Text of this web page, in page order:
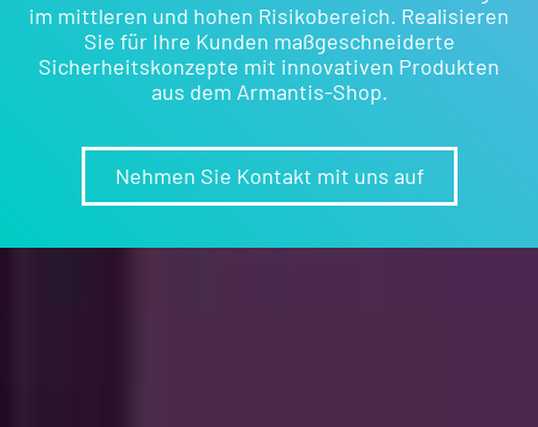
im mittleren und hohen Risikobereich. Realisieren
Sie für Ihre Kunden maßgeschneiderte
Sicherheitskonzepte mit innovativen Produkten
aus dem Armantis-Shop.
Nehmen Sie Kontakt mit uns auf